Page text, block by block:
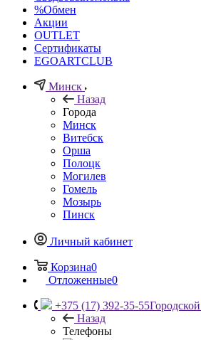
%Обмен
Акции
OUTLET
Сертификаты
EGOARTCLUB
Минск
Назад
Города
Минск
Витебск
Орша
Полоцк
Могилев
Гомель
Мозырь
Пинск
Личный кабинет
Корзина0
Отложенные0
+375 (17) 392-35-55
Назад
Телефоны